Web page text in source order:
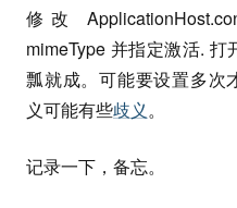
修改
mimeType 并指定激活.
瓢就成。可能要设置多次
义可能有些歧义。
记录一下，备忘。